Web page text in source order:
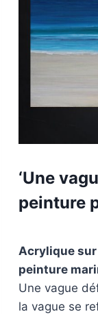
‘Une
peinture
Acrylique
peinture
Une vague
la vague se